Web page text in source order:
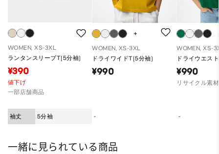
WOMEN, XS-3XL
ランタンスリーブT(5分袖)
¥390
値下げ
一部店舗商品
袖丈 5分袖
WOMEN, XS-3XL
ドライワイドT(5分袖)
¥990
-
WOMEN, XS-
ドライウエス
¥990
リサイクル素材
-
一緒に見られている商品